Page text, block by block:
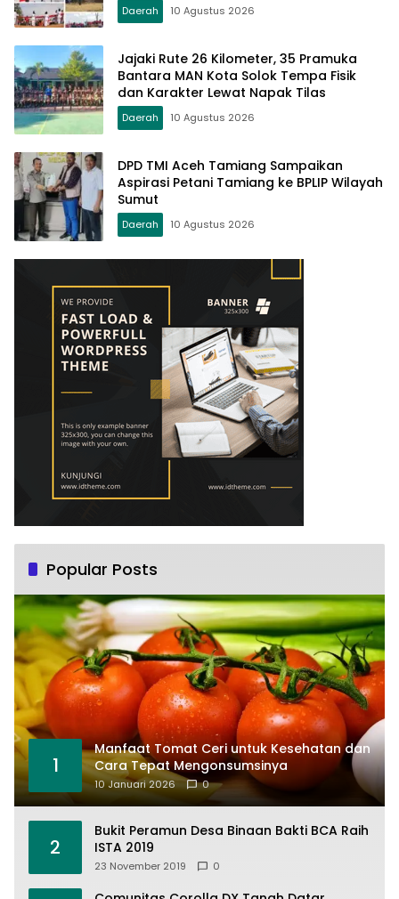
Daerah 10 Agustus 2026
Jajaki Rute 26 Kilometer, 35 Pramuka
Bantara MAN Kota Solok Tempa Fisik
dan Karakter Lewat Napak Tilas
Daerah 10 Agustus 2026
DPD TMI Aceh Tamiang Sampaikan
Aspirasi Petani Tamiang ke BPLIP Wilayah
Sumut
Daerah 10 Agustus 2026
Popular Posts
1
Manfaat Tomat Ceri untuk Kesehatan dan
Cara Tepat Mengonsumsinya
10 Januari 2026 0
2
Bukit Peramun Desa Binaan Bakti BCA Raih
ISTA 2019
23 November 2019 0